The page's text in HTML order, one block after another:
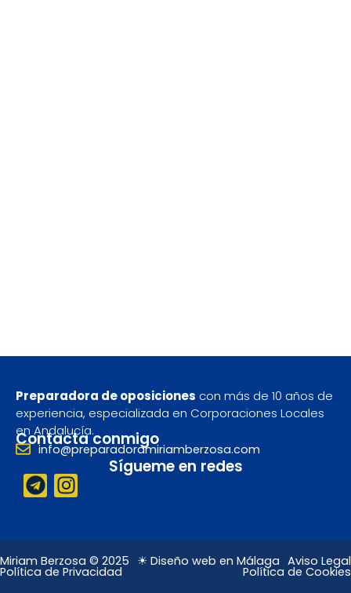
Preparadora de oposiciones con más de 10 años de
experiencia, especializada en Corporaciones Locales
en Andalucía.
Contacta conmigo
info@preparadoramiriamberzosa.com
Sígueme en redes
T
e
e
g
r
I
n
t
a
g
Miriam Berzosa © 2025 ☀ Diseño web en Málaga Aviso Legal
Política de Privacidad Política de Cookies